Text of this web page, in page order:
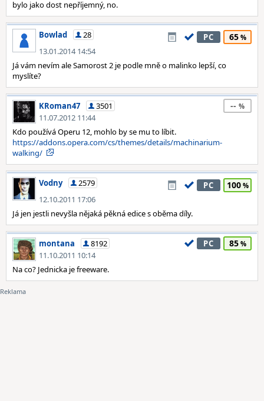
bylo jako dost nepříjemný, no.
Bowlad
28
13.01.2014 14:54
PC 65
Já vám nevím ale Samorost 2 je podle mně o malinko lepší, co
myslíte?
KRoman47
3501
11.07.2012 11:44
--
Kdo používá Operu 12, mohlo by se mu to líbit.
https://addons.opera.com/cs/themes/details/machinarium-
walking/
Vodny
2579
12.10.2011 17:06
PC 100
Já jen jestli nevyšla nějaká pěkná edice s oběma díly.
montana
8192
11.10.2011 10:14
PC 85
Na co? Jednicka je freeware.